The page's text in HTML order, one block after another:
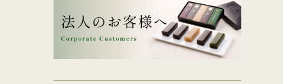
涼菓
和菓子作り体験セット
四百年間かわらぬ製法を守り続
本三名菓の随一と称えられてお
す。
森八の商標「蛇玉」を形にした
ばしい加賀のもなか種としっと
したこし餡が魅力